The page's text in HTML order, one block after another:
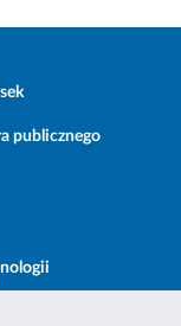
publicznego